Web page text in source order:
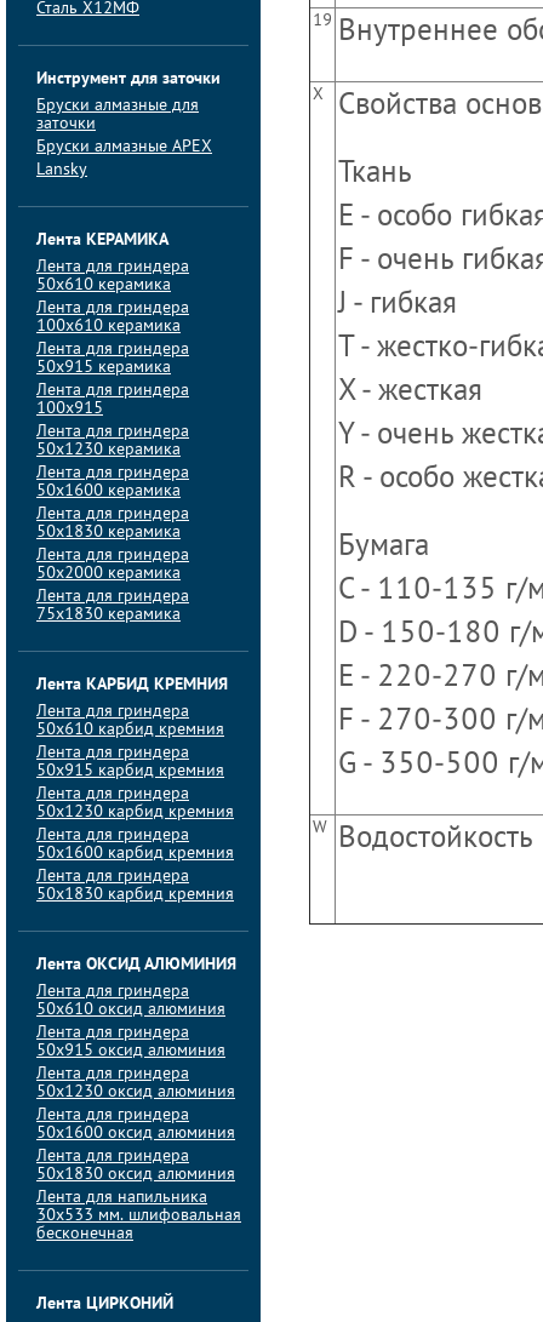
Сталь Х12МФ
Инструмент для заточки
Бруски алмазные для
заточки
Бруски алмазные APEX
Lansky
Лента КЕРАМИКА
Лента для гриндера
50х610 керамика
Лента для гриндера
100х610 керамика
Лента для гриндера
50х915 керамика
Лента для гриндера
100х915
Лента для гриндера
50х1230 керамика
Лента для гриндера
50х1600 керамика
Лента для гриндера
50х1830 керамика
Лента для гриндера
50х2000 керамика
Лента для гриндера
75х1830 керамика
Лента КАРБИД КРЕМНИЯ
Лента для гриндера
50х610 карбид кремния
Лента для гриндера
50х915 карбид кремния
Лента для гриндера
50х1230 карбид кремния
Лента для гриндера
50х1600 карбид кремния
Лента для гриндера
50х1830 карбид кремния
Лента ОКСИД АЛЮМИНИЯ
Лента для гриндера
50х610 оксид алюминия
Лента для гриндера
50х915 оксид алюминия
Лента для гриндера
50х1230 оксид алюминия
Лента для гриндера
50х1600 оксид алюминия
Лента для гриндера
50х1830 оксид алюминия
Лента для напильника
30х533 мм. шлифовальная
бесконечная
Лента ЦИРКОНИЙ
19 Внутреннее
X Свойства
Ткань
E - особо
F - очень
J - гибкая
T - жестко-
X - жесткая
Y - очень
R - особо
Бумага
C - 110-135 г/
D - 150-180 г/
E - 220-270 г/
F - 270-300 г/
G - 350-500 г/
W Водостойкость